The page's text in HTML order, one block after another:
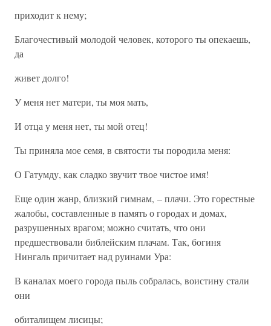
приходит к нему;
Благочестивый молодой человек, которого ты опекаешь,
да
живет долго!
У меня нет матери, ты моя мать,
И отца у меня нет, ты мой отец!
Ты приняла мое семя, в святости ты породила меня:
О Гатумду, как сладко звучит твое чистое имя!
Еще один жанр, близкий гимнам, – плачи. Это горестные
жалобы, составленные в память о городах и домах,
разрушенных врагом; можно считать, что они
предшествовали библейским плачам. Так, богиня
Нингаль причитает над руинами Ура:
В каналах моего города пыль собралась, воистину стали
они
обиталищем лисицы;